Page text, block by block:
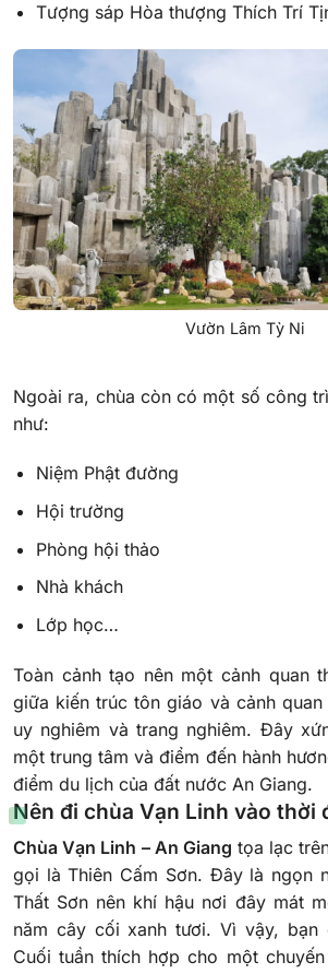
Tượng sáp Hòa thượng Thích Trí
Vườn Lâm Tỳ Ni
Ngoài ra, chùa còn có một số công
như:
Niệm Phật đường
Hội trường
Phòng hội thảo
Nhà khách
Lớp học…
Toàn cảnh tạo nên một cảnh quan
giữa kiến ​​trúc tôn giáo và cảnh
uy nghiêm và trang nghiêm. Đây
một trung tâm và điểm đến hành
điểm du lịch của đất nước An Giang.
Nên đi chùa Vạn Linh vào thời
Chùa Vạn Linh – An Giang tọa lạc
gọi là Thiên Cấm Sơn. Đây là ngọn
Thất Sơn nên khí hậu nơi đây mát
năm cây cối xanh tươi. Vì vậy, bạn
Cuối tuần thích hợp cho một